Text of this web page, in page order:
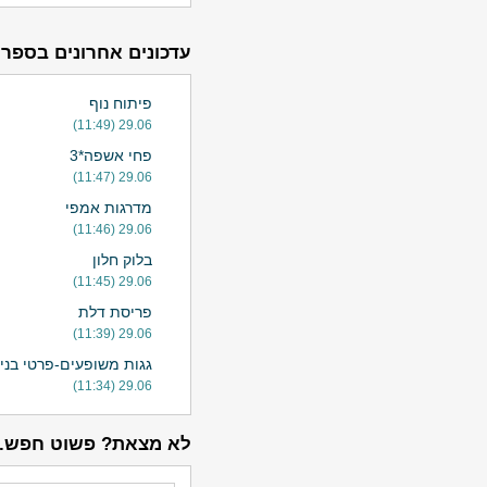
עדכונים אחרונים
פיתוח נוף
29.06 (11:49)
פחי אשפה*3
29.06 (11:47)
מדרגות אמפי
29.06 (11:46)
בלוק חלון
29.06 (11:45)
פריסת דלת
29.06 (11:39)
גגות משופעים-פרטי
29.06 (11:34)
לא מצאת? פשוט